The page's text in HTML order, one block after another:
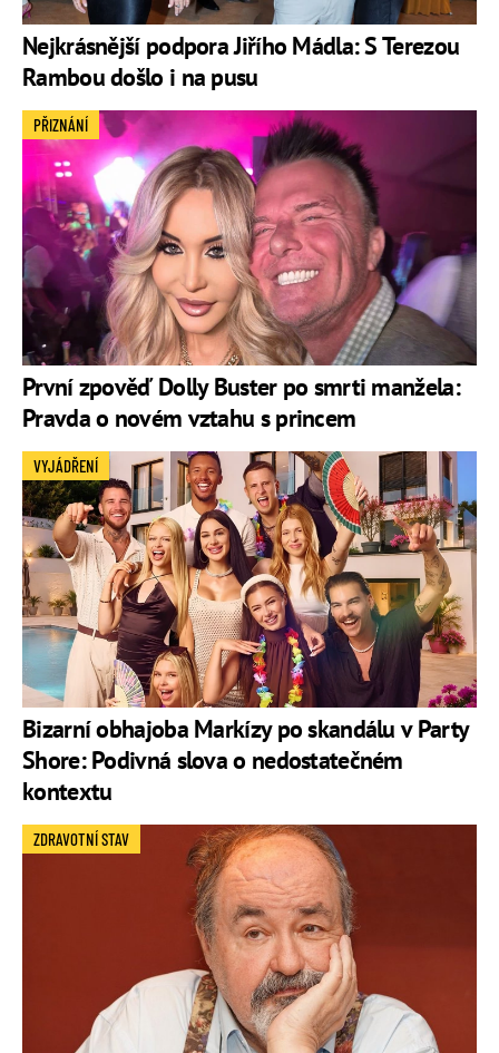
Nejkrásnější podpora Jiřího Mádla: S Terezou
Rambou došlo i na pusu
První zpověď Dolly Buster po smrti manžela:
Pravda o novém vztahu s princem
PŘIZNÁNÍ
Bizarní obhajoba Markízy po skandálu v Party
Shore: Podivná slova o nedostatečném
kontextu
VYJÁDŘENÍ
ZDRAVOTNÍ STAV